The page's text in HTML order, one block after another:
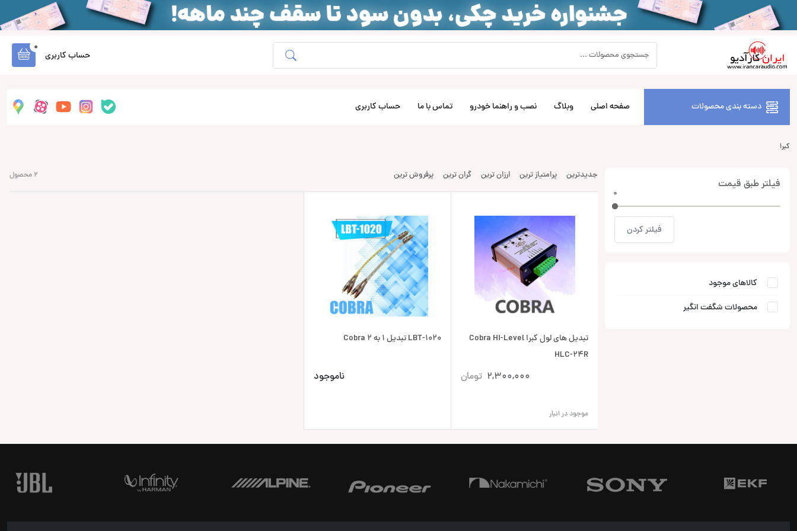
حساب کاربری
0
دسته بندی محصولات صفحه اصلی وبلاگ نصب و راهنما خودرو تماس با ما حساب کاربری
کبرا
فیلتر طبق قیمت
0
0
فیلتر کردن
کالاهای موجود
محصولات شگفت انگیر
جدیدترین پرامتیاز ترین ارزان ترین گران ترین پرفروش ترین 2 محصول
تبدیل های لول کبرا Cobra Hi-Level
HLC-24R
2,300,000 تومان
موجود در انبار
LBT-1020 تبدیل 1 به 2 Cobra
ناموجود